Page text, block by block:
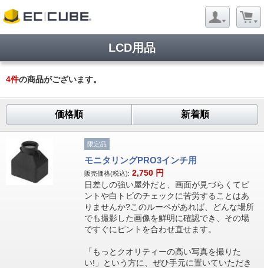
LCD用品
4件の商品がございます。
価格順 新着順
限定品
モニタリングPRO3インチ用
販売価格(税込): 2,750 円
日差しの強い屋外だと、画面が見づらくてピ
ントや白トビのチェックに苦労することはあ
りませんか?このルーペがあれば、どんな場所
でも撮影した画像を鮮明に確認でき、その場
ですぐにピントを合わせ直せます。
「もっとクオリティーの高い写真を撮りた
い!」という方に、ぜひ手元に置いていただき